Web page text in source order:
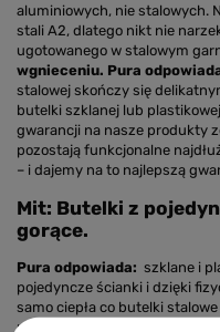
aluminiowych, nie stalowych.
stali A2, dlatego nikt nie
ugotowanego w stalowym
wgnieceniu. Pura
stalowej skończy się
butelki szklanej lub
gwarancji na nasze produkty
pozostają funkcjonalne
– i dajemy na to najlepszą
Mit: Butelki z
gorące.
Pura odpowiada: szklane i
pojedyncze ścianki i dzięki
samo ciepła co butelki
rozgrzewa butelkę do tego